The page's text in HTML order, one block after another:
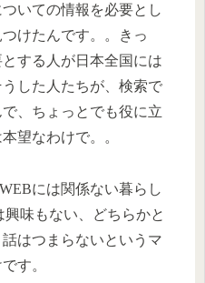
いての情報を必要とし
けたんです。。きっ
する人が日本全国には
した人たちが、検索で
、ちょっとでも役に立
望なわけで。。
には関係ない暮らし
味もない、どちらかと
はつまらないというマ
す。